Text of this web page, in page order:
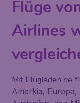
Flüge
Airlines
Mit Flugladen.de
Amerkia, Europa,